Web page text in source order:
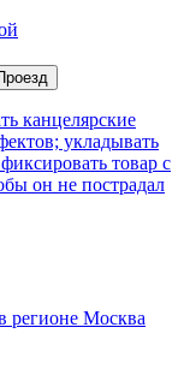
канцелярские
укладывать
товар с
он не пострадал
регионе Москва